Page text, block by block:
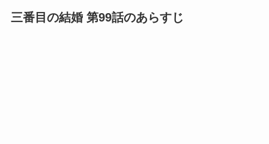
三番目の結婚 第99話のあらすじ